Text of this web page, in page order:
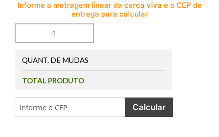
Informe a metragem linear da cerca viva e o CEP de
entrega para calcular
QUANT. DE MUDAS
TOTAL PRODUTO
Calcular